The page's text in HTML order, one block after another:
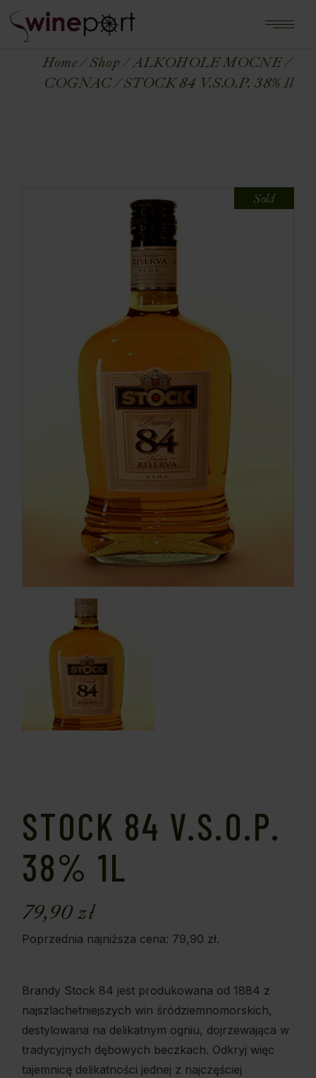
Home Shop
ALKOHOLE MOCNE
COGNAC
STOCK 84 V.S.O.P. 38% 1l
Sold
STOCK 84 V.S.O.P.
38% 1L
79,90zł
Poprzednia najniższa cena: 79,90 zł.
Brandy Stock 84 jest produkowana od 1884 z
najszlachetniejszych win śródziemnomorskich,
destylowana na delikatnym ogniu, dojrzewająca w
tradycyjnych dębowych beczkach. Odkryj więc
tajemnicę delikatności jednej z najczęściej